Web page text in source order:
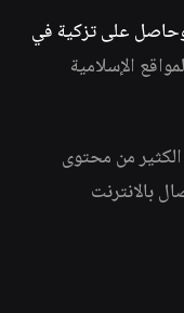
على تزكية في
الإسلامية
الكثير من محتوى
بالانترنت